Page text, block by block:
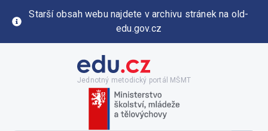
Starší obsah webu najdete v archivu stránek na old-
edu.gov.cz
Jednotný metodický portál MŠMT